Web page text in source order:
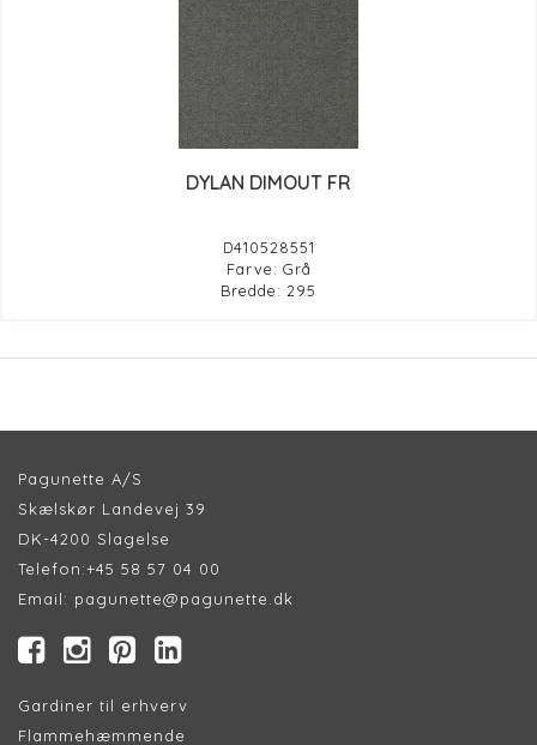
DYLAN DIMOUT FR
D410528551
Farve: Grå
Bredde: 295
Pagunette A/S
Skælskør Landevej 39
DK-4200 Slagelse
Telefon:+45 58 57 04 00
Email: pagunette@pagunette.dk
Gardiner til erhverv
Flammehæmmende